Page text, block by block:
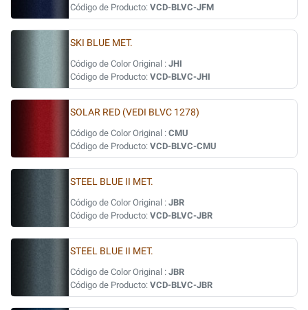
Código de Producto: VCD-BLVC-JFM
SKI BLUE MET.
Código de Color Original : JHI
Código de Producto: VCD-BLVC-JHI
SOLAR RED (VEDI BLVC 1278)
Código de Color Original : CMU
Código de Producto: VCD-BLVC-CMU
STEEL BLUE II MET.
Código de Color Original : JBR
Código de Producto: VCD-BLVC-JBR
STEEL BLUE II MET.
Código de Color Original : JBR
Código de Producto: VCD-BLVC-JBR